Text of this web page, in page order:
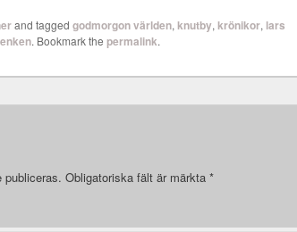
and taggedgodmorgon världen,knutby,krönikor, lars
. Bookmark thepermalink.
publiceras. Obligatoriska fält är märkta *